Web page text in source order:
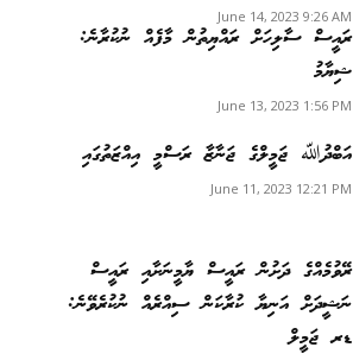
June 14, 2023 9:26 AM
ރައީސް ސާލިހަށް ރައްޔިތުން މާފެއް ނުކުރާނެ:
ޝިޔާމު
June 13, 2023 1:56 PM
އަބްދުﷲ ޖަމީލްގެ ޖަނާޒާ ރަސްމީ އިއްޒަތުގައި
June 11, 2023 12:21 PM
ރޭވުމެއްގެ ދަށުން ރައީސް ޔާމީނަށާއި ރައީސް
ނަޝީދަށް އަނިޔާ ކުރާކަން ސިއްރެއް ނުކުރެވޭނެ:
ޑރ ޖަމީލް